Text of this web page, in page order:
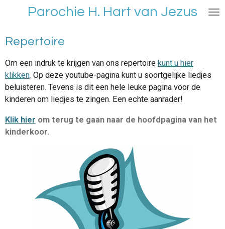
de
hoofdinhoud
Parochie H. Hart van Jezus
Repertoire
Om een indruk te krijgen van ons repertoire kunt u hier
klikken. Op deze youtube-pagina kunt u soortgelijke liedjes
beluisteren. Tevens is dit een hele leuke pagina voor de
kinderen om liedjes te zingen. Een echte aanrader!
Klik hier om terug te gaan naar de hoofdpagina van het
kinderkoor.